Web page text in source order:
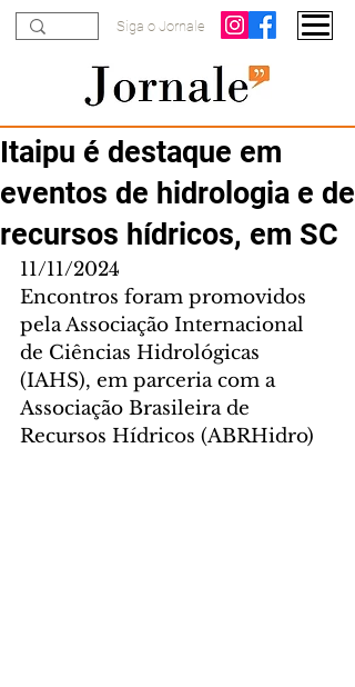
Siga o Jornale
Itaipu é destaque em
eventos de hidrologia e de
recursos hídricos, em SC
11/11/2024
Encontros foram promovidos
pela Associação Internacional
de Ciências Hidrológicas
(IAHS), em parceria com a
Associação Brasileira de
Recursos Hídricos (ABRHidro)